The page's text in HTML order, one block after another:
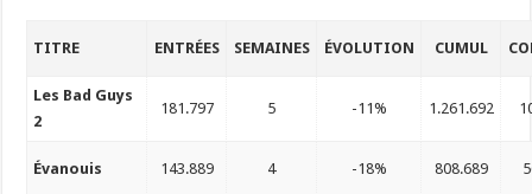
TITRE ENTRÉES SEMAINES ÉVOLUTION CUMUL
Les Bad Guys
2
181.797 5 -11% 1.261.692
Évanouis 143.889 4 -18% 808.689